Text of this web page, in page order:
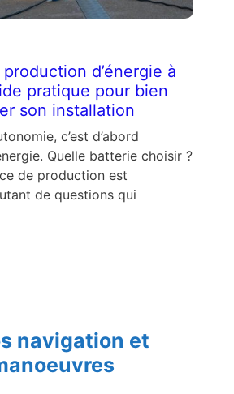
d’énergie à
pratique pour bien
son installation
c’est d’abord
Quelle batterie choisir ?
de production est
de questions qui
navigation et